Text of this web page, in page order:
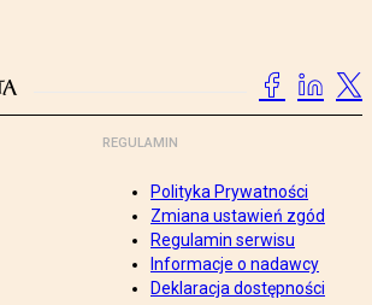
REGULAMIN
Polityka Prywatności
Zmiana ustawień zgód
Regulamin serwisu
Informacje o nadawcy
Deklaracja dostępności